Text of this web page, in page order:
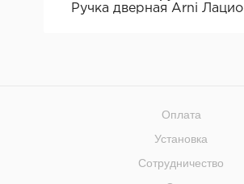
Ручка дверная Arni Лацио
Оплата
Установка
Сотрудничество